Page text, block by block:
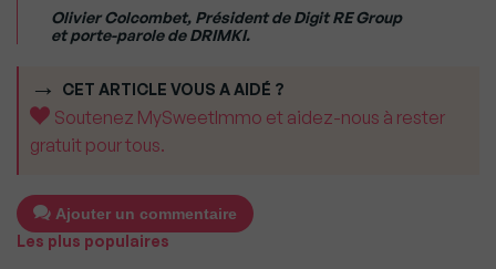
Olivier Colcombet, Président de Digit RE Group
et porte-parole de DRIMKI.
CET ARTICLE VOUS A AIDÉ ?
Soutenez MySweetImmo et aidez-nous à rester
gratuit pour tous.
Ajouter un commentaire
Les plus populaires